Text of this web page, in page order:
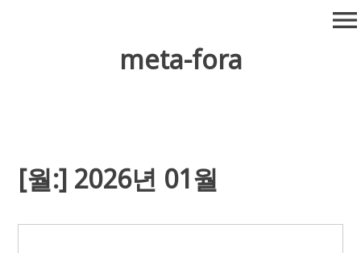
meta-fora
menu
[월:] 2026년 01월